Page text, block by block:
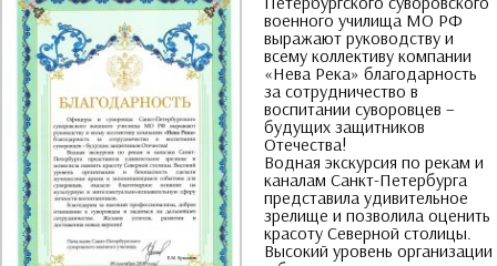
военного училища МО РФ
выражают руководству и
всему коллективу компании
«Нева Река» благодарность
за сотрудничество в
воспитании суворовцев –
будущих защитников
Отечества!
Водная экскурсия по рекам и
каналам Санкт-Петербурга
представила удивительное
зрелище и позволила оценить
красоту Северной столицы
Высокий уровень организации